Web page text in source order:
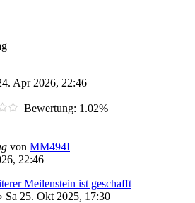
Apr 2026, 22:46
Bewertung: 1.02%
von MM494I
22:46
Meilenstein ist geschafft
Sa 25. Okt 2025, 17:30